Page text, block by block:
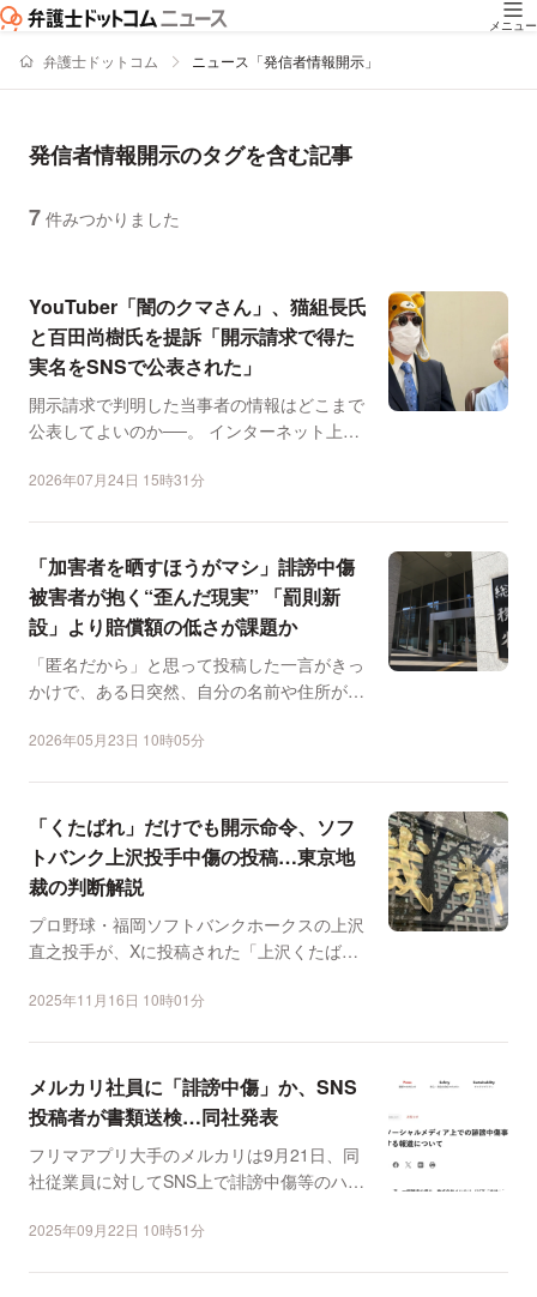
メニュー
弁護士ドットコム ニュース「発信者情報開示」
発信者情報開示のタグを含む記事
7 件みつかりました
YouTuber「闇のクマさん」、猫組長氏
と百田尚樹氏を提訴「開示請求で得た
実名をSNSで公表された」
開示請求で判明した当事者の情報はどこまで
公表してよいのか──。 インターネット上の
2026年07月24日 15時31分
「加害者を晒すほうがマシ」誹謗中傷
被害者が抱く“歪んだ現実” 「罰則新
設」より賠償額の低さが課題か
「匿名だから」と思って投稿した一言がきっ
かけで、ある日突然、自分の名前や住所が相
2026年05月23日 10時05分
「くたばれ」だけでも開示命令、ソフ
トバンク上沢投手中傷の投稿…東京地
裁の判断解説
プロ野球・福岡ソフトバンクホークスの上沢
直之投手が、Xに投稿された「上沢くたば
2025年11月16日 10時01分
メルカリ社員に「誹謗中傷」か、SNS
投稿者が書類送検…同社発表
フリマアプリ大手のメルカリは9月21日、同
社従業員に対してSNS上で誹謗中傷等のハラ
2025年09月22日 10時51分